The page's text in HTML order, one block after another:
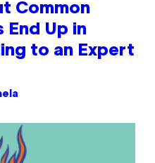
Common
End Up in
to an Expert